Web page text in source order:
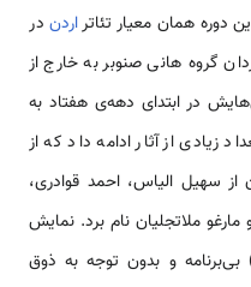
دوره همان معیار تئاتراردن در
گروه‌ هانی صنوبر به خارج از
در ابتدای دهه‌ی هفتاد به
زیادی از آثار ادامه داد که از
از سهیل الیاس، احمد قوادری،
ملاتجلیان نام برد. نمایش
بی‌برنامه و بدون توجه به ذوق